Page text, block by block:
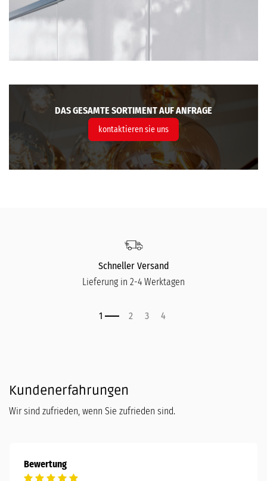
DAS GESAMTE SORTIMENT AUF ANFRAGE
kontaktieren sie uns
Schneller Versand
Lieferung in 2-4 Werktagen
Kundenerfahrungen
Wir sind zufrieden, wenn Sie zufrieden sind.
Bewertung